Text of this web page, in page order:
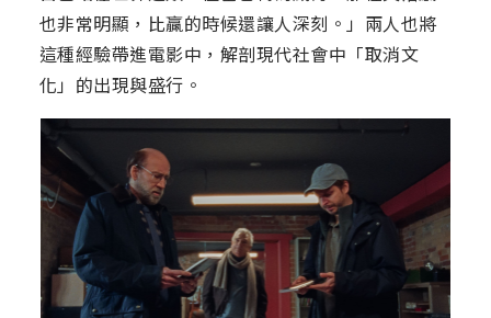
也非常明顯，比贏的時候還讓人深刻。」兩人也將
這種經驗帶進電影中，解剖現代社會中「取消文
化」的出現與盛行。